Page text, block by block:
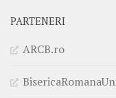
PARTENERI
ARCB.ro